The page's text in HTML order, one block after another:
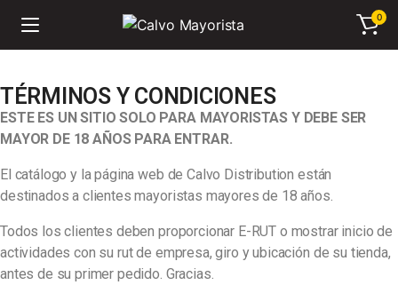
0
TÉRMINOS Y CONDICIONES
ESTE ES UN SITIO SOLO PARA MAYORISTAS Y DEBE SER
MAYOR DE 18 AÑOS PARA ENTRAR.
El catálogo y la página web de Calvo Distribution están
destinados a clientes mayoristas mayores de 18 años.
Todos los clientes deben proporcionar E-RUT o mostrar inicio de
actividades con su rut de empresa, giro y ubicación de su tienda,
antes de su primer pedido. Gracias.